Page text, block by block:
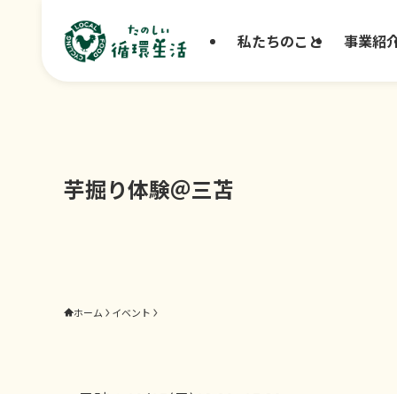
私たちのこと 事業紹
芋掘り体験＠三苫
ホーム イベント